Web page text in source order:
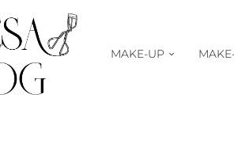
MAKE-UP